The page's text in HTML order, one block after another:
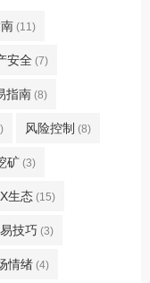
(11)
安全 (7)
指南 (8)
风险控制 (8)
矿 (3)
生态 (15)
技巧 (3)
情绪 (4)